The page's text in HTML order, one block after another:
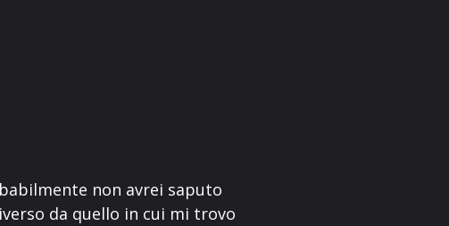
non avrei saputo
da quello in cui mi trovo